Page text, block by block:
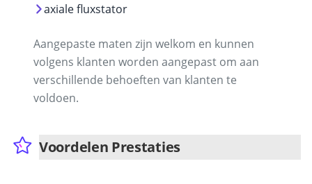
axiale fluxstator
Aangepaste maten zijn welkom en kunnen
volgens klanten worden aangepast om aan
verschillende behoeften van klanten te
voldoen.
Voordelen Prestaties